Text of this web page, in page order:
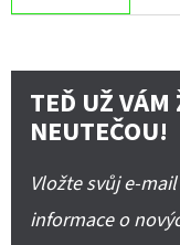
TEĎ UŽ
NEUTEČOU!
Vložte svůj e-
informace o